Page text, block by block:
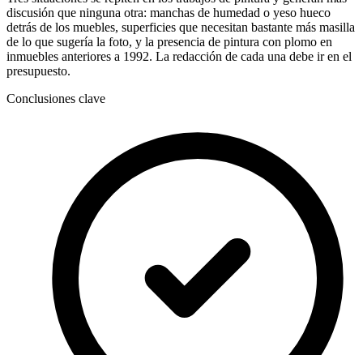
discusión que ninguna otra: manchas de humedad o yeso hueco
detrás de los muebles, superficies que necesitan bastante más masilla
de lo que sugería la foto, y la presencia de pintura con plomo en
inmuebles anteriores a 1992. La redacción de cada una debe ir en el
presupuesto.
Conclusiones clave